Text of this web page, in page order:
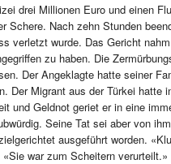
drei Millionen Euro und einen
Schere. Nach zehn Stunden
verletzt wurde. Das Gericht
zu haben. Die
Der Angeklagte hatte seiner
Der Migrant aus der Türkei hatte
und Geldnot geriet er in eine
Seine Tat sei aber von
ausgeführt worden.
war zum Scheitern verurteilt.»